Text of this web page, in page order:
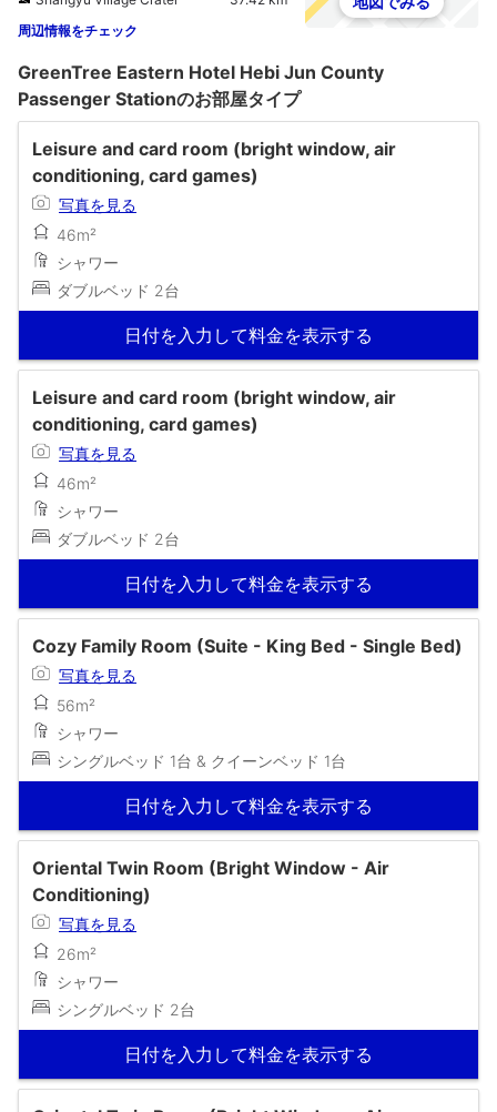
周辺情報をチェック
GreenTree Eastern Hotel Hebi Jun County
Passenger Stationのお部屋タイプ
Leisure and card room (bright window, air
conditioning, card games)
写真を見る
46m²
シャワー
ダブルベッド 2台
日付を入力して料金を表示する
Leisure and card room (bright window, air
conditioning, card games)
写真を見る
46m²
シャワー
ダブルベッド 2台
日付を入力して料金を表示する
Cozy Family Room (Suite - King Bed - Single Bed)
写真を見る
56m²
シャワー
シングルベッド 1台 & クイーンベッド 1台
日付を入力して料金を表示する
Oriental Twin Room (Bright Window - Air
Conditioning)
写真を見る
26m²
シャワー
シングルベッド 2台
日付を入力して料金を表示する